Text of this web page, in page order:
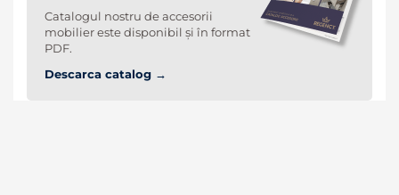
Catalogul nostru de accesorii
mobilier este disponibil și în format
PDF.
Descarca catalog →